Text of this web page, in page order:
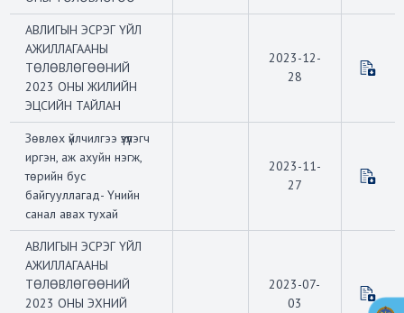
АВЛИГЫН ЭСРЭГ ҮЙЛ
АЖИЛЛАГААНЫ
ТӨЛӨВЛӨГӨӨНИЙ
2023 ОНЫ ЖИЛИЙН
ЭЦСИЙН ТАЙЛАН
2023-12-
28
Зөвлөх үйлчилгээ үзүүлэгч
иргэн, аж ахуйн нэгж,
төрийн бус
байгууллагад- Үнийн
санал авах тухай
2023-11-
27
АВЛИГЫН ЭСРЭГ ҮЙЛ
АЖИЛЛАГААНЫ
ТӨЛӨВЛӨГӨӨНИЙ
2023 ОНЫ ЭХНИЙ
2023-07-
03